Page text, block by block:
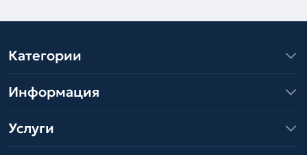
Категории
Информация
Услуги